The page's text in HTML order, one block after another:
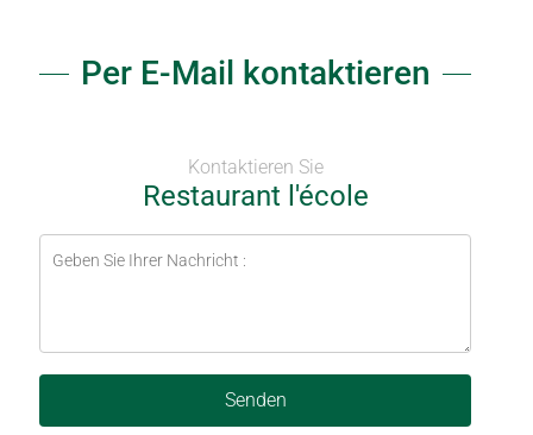
Per E-Mail kontaktieren
Kontaktieren Sie
Restaurant l'école
Senden